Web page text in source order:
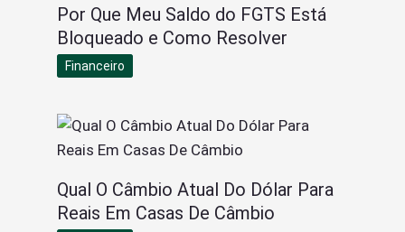
Por Que Meu Saldo do FGTS Está
Bloqueado e Como Resolver
Financeiro
Qual O Câmbio Atual Do Dólar Para
Reais Em Casas De Câmbio